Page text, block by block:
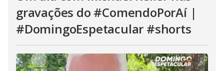
gravações do #ComendoPorAí |
#DomingoEspetacular #shorts